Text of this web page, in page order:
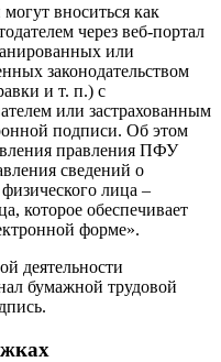
вноситься как
через веб-портал
или
законодательством
и т. п.) с
или застрахованным
подписи. Об этом
правления ПФУ
сведений о
лица –
которое обеспечивает
форме».
деятельности
бумажной трудовой